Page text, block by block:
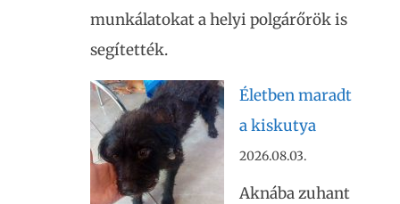
munkálatokat a helyi polgárőrök is
segítették.
Életben maradt
a kiskutya
2026.08.03.
Aknába zuhant